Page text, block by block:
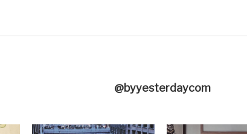
@byyesterdaycom